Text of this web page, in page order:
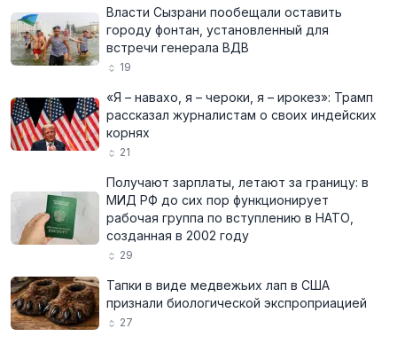
Власти Сызрани пообещали оставить
городу фонтан, установленный для
встречи генерала ВДВ
19
«Я – навахо, я – чероки, я – ирокез»: Трамп
рассказал журналистам о своих индейских
корнях
21
Получают зарплаты, летают за границу: в
МИД РФ до сих пор функционирует
рабочая группа по вступлению в НАТО,
созданная в 2002 году
29
Тапки в виде медвежьих лап в США
признали биологической экспроприацией
27